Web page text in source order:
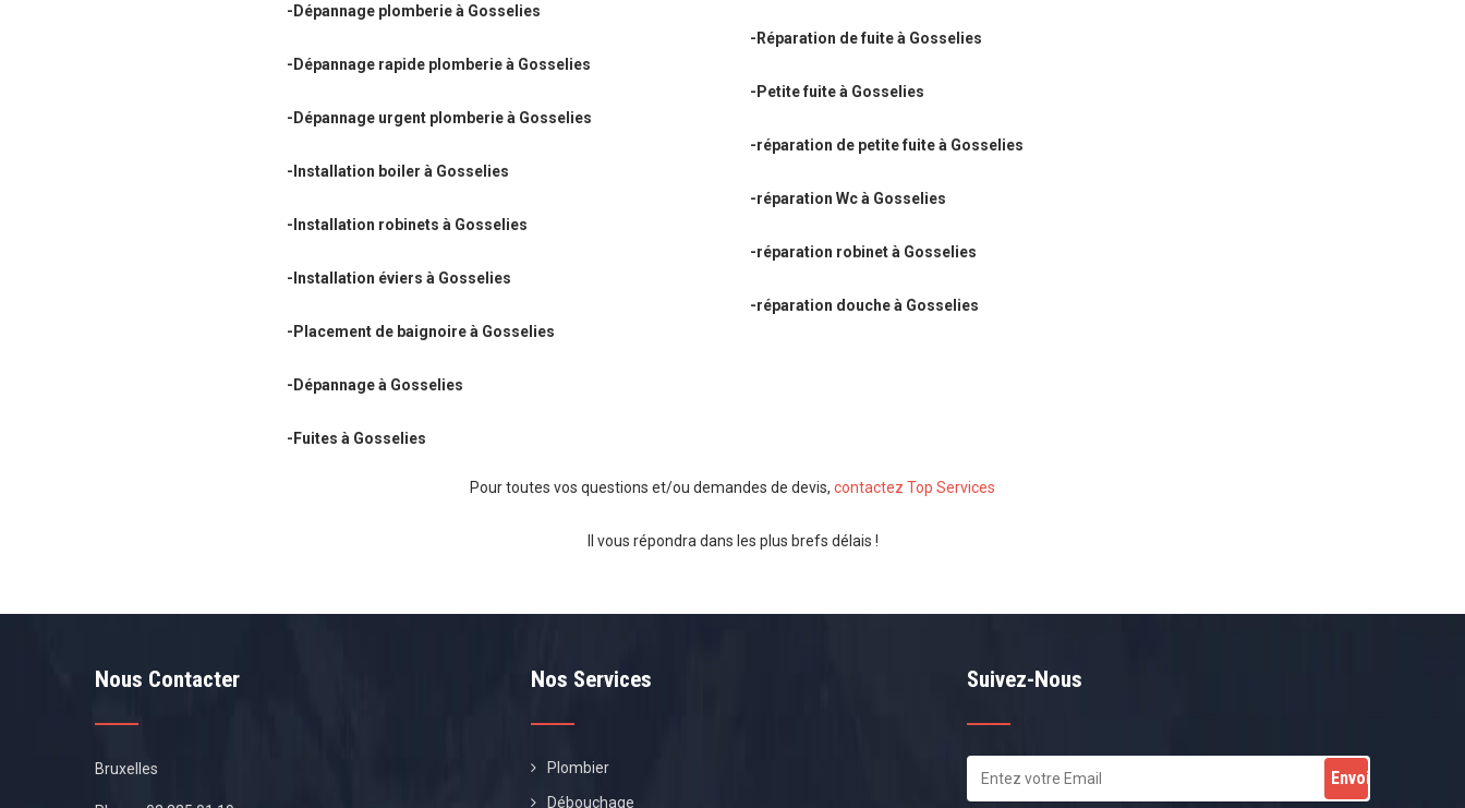
-Dépannage plomberie à Gosselies
-Dépannage rapide plomberie à Gosselies
-Dépannage urgent plomberie à Gosselies
-Installation boiler à Gosselies
-Installation robinets à Gosselies
-Installation éviers à Gosselies
-Placement de baignoire à Gosselies
-Dépannage à Gosselies
-Fuites à Gosselies
-Réparation de fuite à Gosselies
-Petite fuite à Gosselies
-réparation de petite fuite à Gosselies
-réparation Wc à Gosselies
-réparation robinet à Gosselies
-réparation douche à Gosselies
Pour toutes vos questions et/ou demandes de devis, contactez Top Services
Il vous répondra dans les plus brefs délais !
Nous Contacter
Bruxelles
Nos Services
Plombier
Débouchage
Suivez-Nous